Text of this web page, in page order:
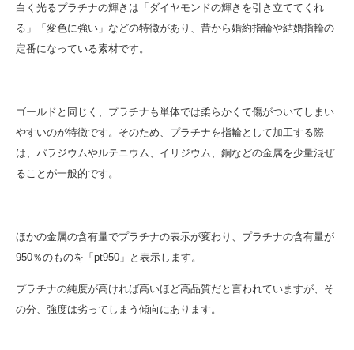
白く光るプラチナの輝きは「ダイヤモンドの輝きを引き立ててくれ
る」「変色に強い」などの特徴があり、昔から婚約指輪や結婚指輪の
定番になっている素材です。
ゴールドと同じく、プラチナも単体では柔らかくて傷がついてしまい
やすいのが特徴です。そのため、プラチナを指輪として加工する際
は、パラジウムやルテニウム、イリジウム、銅などの金属を少量混ぜ
ることが一般的です。
ほかの金属の含有量でプラチナの表示が変わり、プラチナの含有量が
950％のものを「pt950」と表示します。
プラチナの純度が高ければ高いほど高品質だと言われていますが、そ
の分、強度は劣ってしまう傾向にあります。